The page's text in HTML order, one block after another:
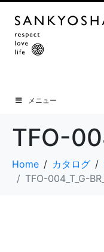
メニュー
TFO-
Home カタログ
TFO-004_T_G-